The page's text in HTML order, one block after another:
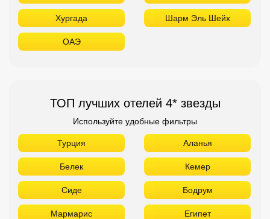
Хургада Шарм Эль Шейх
ОАЭ
ТОП лучших отелей 4* звезды
Используйте удобные фильтры
Турция Аланья
Белек Кемер
Сиде Бодрум
Мармарис Египет